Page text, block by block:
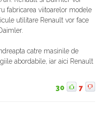
fabricarea viitoarelor modele
utilitare Renault vor face
catre masinile de
abordabile, iar aici Renault
30 7